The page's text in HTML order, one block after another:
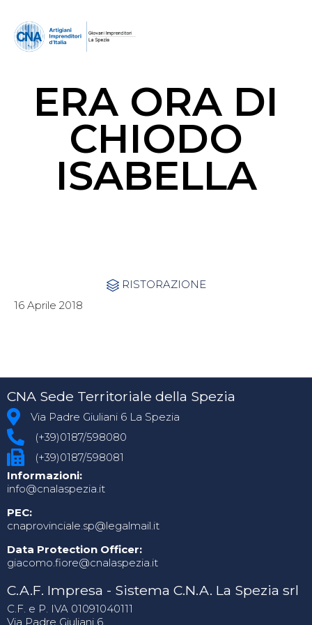
ERA ORA DI
CHIODO
ISABELLA
 Category
RISTORAZIONE
16 Aprile 2018
CNA Sede Territoriale della Spezia
Via Padre Giuliani 6 La Spezia
(+39)0187/598080
(+39)0187/598081
Informazioni:
info@cnalaspezia.it
PEC:
cnaprovinciale.sp@legalmail.it
Data Protection Officer:
giacomo.fiore@cnalaspezia.it
C.A.F. Impresa - Sistema C.N.A. La Spezia srl
C.F. e P. IVA 01091040111
Via Padre Giuliani 6